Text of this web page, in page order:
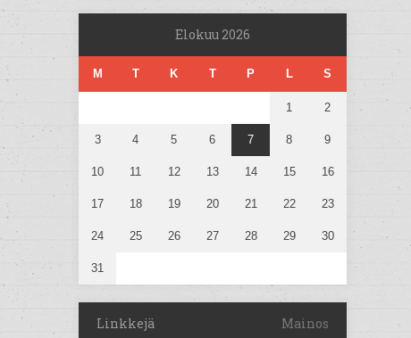
Elokuu 2026
M T K T P L S
1 2
3 4 5 6 7 8 9
10 11 12 13 14 15 16
17 18 19 20 21 22 23
24 25 26 27 28 29 30
31
Linkkejä Mainos